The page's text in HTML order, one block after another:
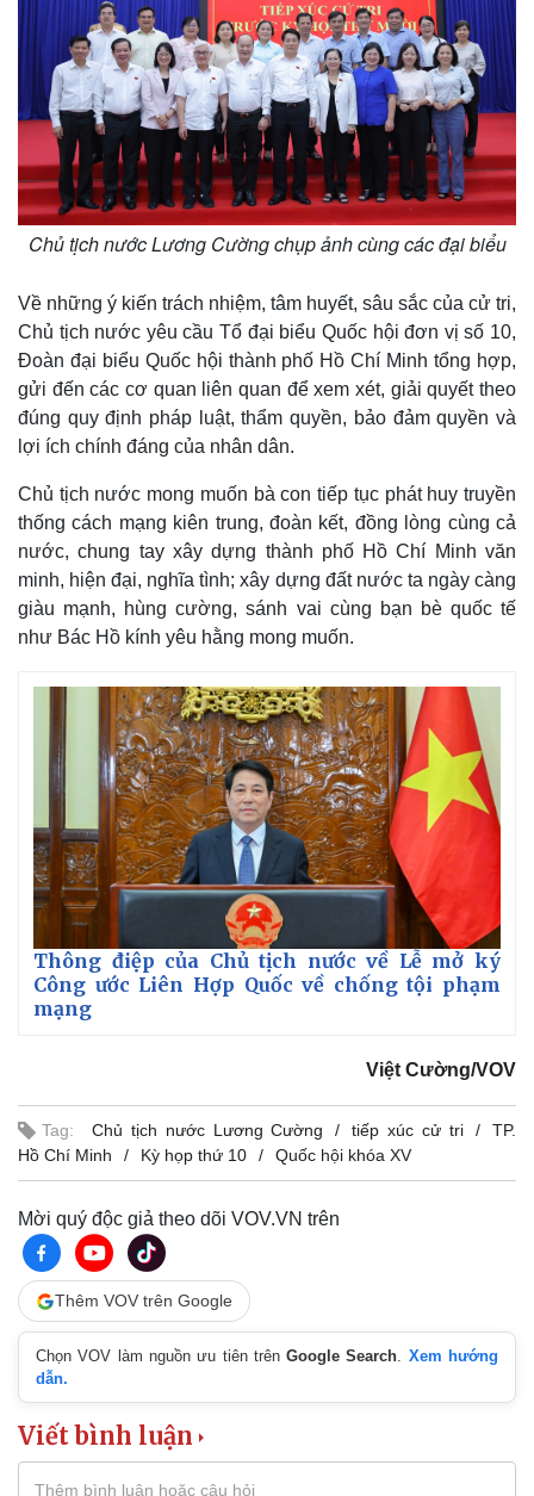
Bóng đá
Lịch thi đấu bóng đá
Thế giới thể thao
eSports
Hậu trường
Ô tô
Xe máy
Tư vấn
Chủ tịch nước Lương Cường chụp ảnh cùng các đại biểu
Về những ý kiến trách nhiệm, tâm huyết, sâu sắc của cử tri,
Chủ tịch nước yêu cầu Tổ đại biểu Quốc hội đơn vị số 10,
Đoàn đại biểu Quốc hội thành phố Hồ Chí Minh tổng hợp,
gửi đến các cơ quan liên quan để xem xét, giải quyết theo
đúng quy định pháp luật, thẩm quyền, bảo đảm quyền và
lợi ích chính đáng của nhân dân.
Chủ tịch nước mong muốn bà con tiếp tục phát huy truyền
thống cách mạng kiên trung, đoàn kết, đồng lòng cùng cả
nước, chung tay xây dựng thành phố Hồ Chí Minh văn
minh, hiện đại, nghĩa tình; xây dựng đất nước ta ngày càng
giàu mạnh, hùng cường, sánh vai cùng bạn bè quốc tế
như Bác Hồ kính yêu hằng mong muốn.
Thông điệp của Chủ tịch nước về Lễ mở ký
Công ước Liên Hợp Quốc về chống tội phạm
mạng
Việt Cường/VOV
Tag: Chủ tịch nước Lương Cường tiếp xúc cử tri
TP.
Hồ Chí Minh
Kỳ họp thứ 10 Quốc hội khóa XV
Mời quý độc giả theo dõi VOV.VN trên
Thêm VOV trên Google
Chọn VOV làm nguồn ưu tiên trênGoogle Search. Xem hướng
dẫn.
Viết bình luận